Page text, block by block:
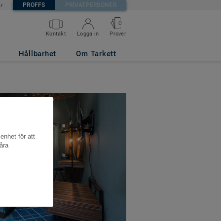
PROFFS PRIVATPERSONER
Kontakt Logga in
0
Prover
Hållbarhet Om Tarkett
för att